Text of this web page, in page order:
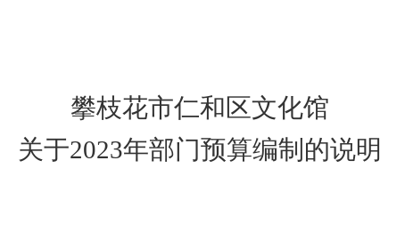
攀枝花市仁和区文化馆
关于2023年部门预算编制的说明